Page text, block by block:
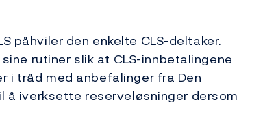
påhviler den enkelte CLS-deltaker.
rutiner slik at CLS-innbetalingene
i tråd med anbefalinger fra Den
å iverksette reserveløsninger dersom